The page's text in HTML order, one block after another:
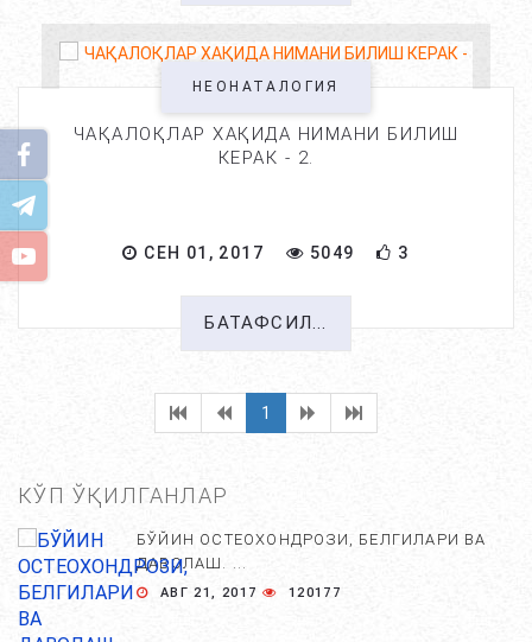
НЕОНАТАЛОГИЯ
ЧАҚАЛОҚЛАР ХАҚИДА НИМАНИ БИЛИШ
КЕРАК - 2.
СЕН 01, 2017 5049 3
БАТАФСИЛ...
1
КЎП ЎҚИЛГАНЛАР
БЎЙИН ОСТЕОХОНДРОЗИ, БЕЛГИЛАРИ ВА
ДАВОЛАШ. ...
АВГ 21, 2017 120177